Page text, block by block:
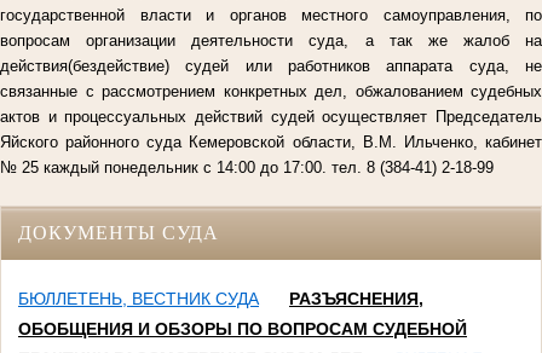
государственной власти и органов местного самоуправления, по
вопросам организации деятельности суда, а так же жалоб на
действия(бездействие) судей или работников аппарата суда, не
связанные с рассмотрением конкретных дел, обжалованием судебных
актов и процессуальных действий судей осуществляет Председатель
Яйского районного суда Кемеровской области, В.М. Ильченко, кабинет
№ 25 каждый понедельник с 14:00 до 17:00. тел. 8 (384-41) 2-18-99
ДОКУМЕНТЫ СУДА
БЮЛЛЕТЕНЬ, ВЕСТНИК СУДА
РАЗЪЯСНЕНИЯ,
ОБОБЩЕНИЯ И ОБЗОРЫ ПО ВОПРОСАМ СУДЕБНОЙ